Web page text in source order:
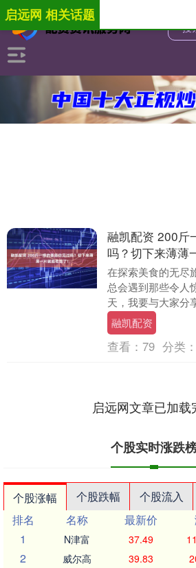
启远网 相关话题
融凯配资 200斤
吗？切下来薄薄
在探索美食的无尽
总会遇到那些令人
天，我要与大家分
却蕴含深意的美食
肠。这不仅仅是一....
融凯配资
查看： 79 分类：
启远网文章已加载
个股实时涨跌
个股涨幅 个股跌幅 个股流入
排名
名称 最新价
1
N津富 37.49
2 威尔高 39.83